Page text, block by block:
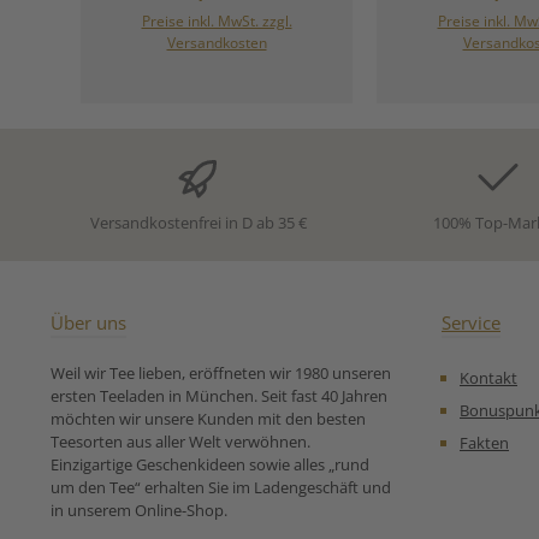
Preise inkl. MwSt. zzgl.
Versandkosten
In den Warenkorb
@db-
Preise inkl.
In den
Versandkostenfrei in D ab 35 € 100% Top-
Über uns
Weil wir Tee lieben, eröffneten wir 1980 unseren
ersten Teeladen in München. Seit fast 40 Jahren
möchten wir unsere Kunden mit den besten
Teesorten aus aller Welt verwöhnen.
Einzigartige Geschenkideen sowie alles „rund
um den Tee“ erhalten Sie im Ladengeschäft und
in unserem Online-Shop.
Service
Kontakt
Fakten